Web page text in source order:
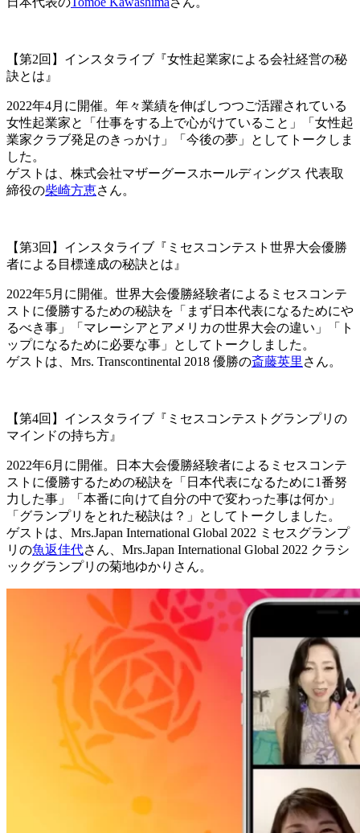
【第2回】インスタライブ『女性起業家による会社経営の秘
訣とは』
2022年4月に開催。年々業績を伸ばしつつご活躍されている
女性起業家と「仕事をする上で心がけていること」「女性起
業家クラブ発足のきっかけ」「今後の夢」としてトークしま
した。
ゲストは、株式会社マザーグースホールディングス 代表取
締役の柴崎方恵さん。
【第3回】インスタライブ『ミセスコンテスト世界大会優勝
者による目標達成の秘訣とは』
2022年5月に開催。世界大会優勝経験者によるミセスコンテ
ストに優勝するための秘訣を「まず日本代表になるためにや
るべき事」「マレーシアとアメリカの世界大会の違い」「ト
ップになるために必要な事」としてトークしました。
ゲストは、Mrs. Transcontinental 2018 優勝の斎藤英里 さん。
【第4回】インスタライブ『ミセスコンテストグランプリの
マインドの持ち方』
2022年6月に開催。日本大会優勝経験者によるミセスコンテ
ストに優勝するための秘訣を「日本代表になるために1番努
力した事」「本番に向けて自分の中で変わった事は何か」
「グランプリをとれた秘訣は？」としてトークしました。
ゲストは、Mrs.Japan International Global 2022 ミセスグランプ
リの魚返佳代さん、Mrs.Japan International Global 2022 クラシ
ックグランプリの菊地ゆかりさん。